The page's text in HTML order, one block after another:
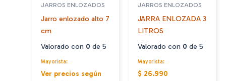
JARROS ENLOZADOS
Jarro enlozado alto 7
cm
Valorado con 0 de 5
Mayorista:
Ver precios según
JARROS ENLOZADOS
JARRA ENLOZADA 3
LITROS
Valorado con 0 de 5
Mayorista:
$ 26.990